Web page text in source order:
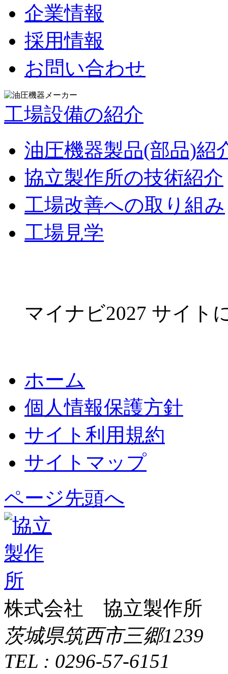
企業情報
採用情報
お問い合わせ
工場設備の紹介
油圧機器製品(部品)紹
協立製作所の技術紹介
工場改善への取り組み
工場見学
マイナビ2027 サイト
ホーム
個人情報保護方針
サイト利用規約
サイトマップ
ページ先頭へ
株式会社 協立製作所
茨城県筑西市三郷1239
TEL : 0296-57-6151